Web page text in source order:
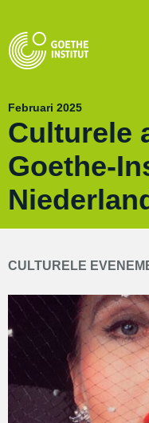
Februari 2025
Culturele
Goethe-
CULTURELE